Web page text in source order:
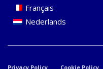
Français
Nederlands
Privacy Policy Cookie Policy